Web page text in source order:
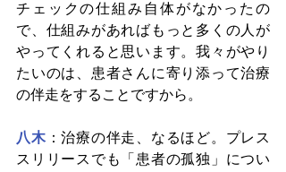
チェックの仕組み自体がなかったの
で、仕組みがあればもっと多くの人が
やってくれると思います。我々がやり
たいのは、患者さんに寄り添って治療
の伴走をすることですから。
八木：治療の伴走、なるほど。プレス
スリリースでも「患者の孤独」につい